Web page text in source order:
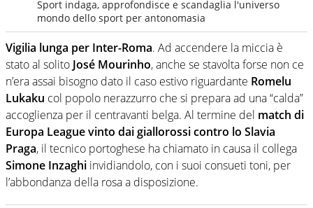
Sport indaga, approfondisce e scandaglia l'universo
mondo dello sport per antonomasia
Vigilia lunga per Inter-Roma. Ad accendere la miccia è
stato al solito José Mourinho, anche se stavolta forse non ce
n’era assai bisogno dato il caso estivo riguardante Romelu
Lukaku col popolo nerazzurro che si prepara ad una “calda”
accoglienza per il centravanti belga. Al termine del match di
Europa League vinto dai giallorossi contro lo Slavia
Praga, il tecnico portoghese ha chiamato in causa il collega
Simone Inzaghi invidiandolo, con i suoi consueti toni, per
l’abbondanza della rosa a disposizione.